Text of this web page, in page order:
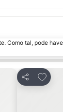
Como tal, pode
Partilhar